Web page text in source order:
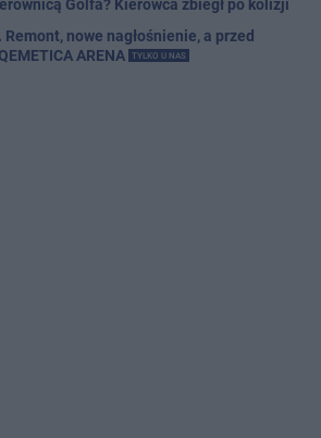
Golfa? Kierowca zbiegł po kolizji
nowe nagłośnienie, a przed
ARENA
TYLKO U NAS